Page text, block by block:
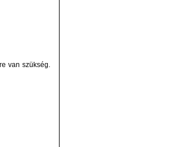
van szükség.